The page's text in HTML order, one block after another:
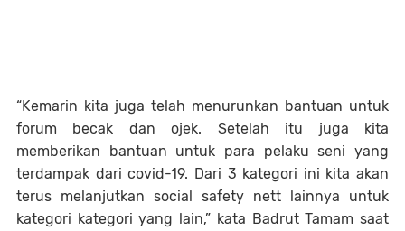
“Kemarin kita juga telah menurunkan bantuan untuk
forum becak dan ojek. Setelah itu juga kita
memberikan bantuan untuk para pelaku seni yang
terdampak dari covid-19. Dari 3 kategori ini kita akan
terus melanjutkan social safety nett lainnya untuk
kategori kategori yang lain,” kata Badrut Tamam saat